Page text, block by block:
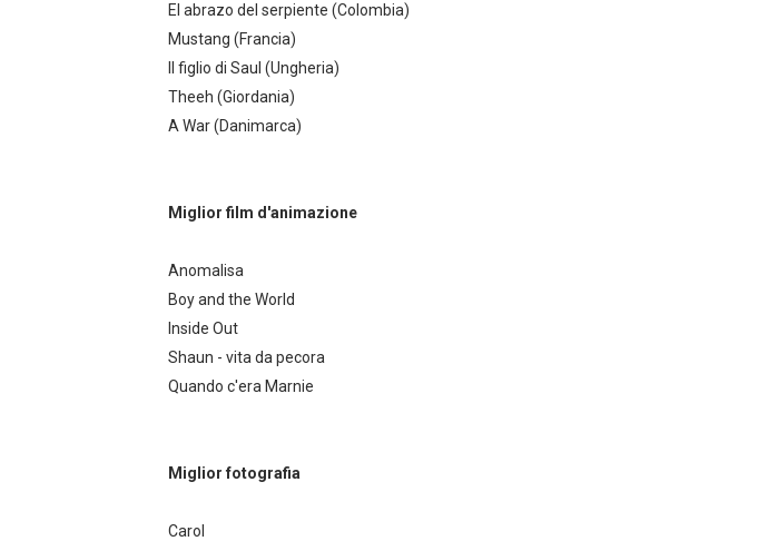
El abrazo del serpiente (Colombia)
Mustang (Francia)
Il figlio di Saul (Ungheria)
Theeh (Giordania)
A War (Danimarca)
Miglior film d'animazione
Anomalisa
Boy and the World
Inside Out
Shaun - vita da pecora
Quando c'era Marnie
Miglior fotografia
Carol